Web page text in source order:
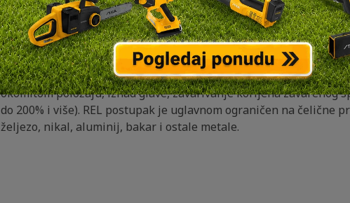
Ručno elektrolučno zavarivanje se obavlja uglavnom na zraku.
obavljaju uglavnom plinovi i troska, koji nastaju pri taljenju i
Obloga ima još i druge zadaće: stabilizaciju električnog luka,
i fosfora) taline zavara. Prema namjeni razlikuju se elektrode za
vezi s tehnološkim osobinama, razlikuju se elektrode s dubokim
okomitom položaju, iznad glave, zavarivanje korijena zavarenog
do 200% i više). REL postupak je uglavnom ograničen na čelične
željezo, nikal, aluminij, bakar i ostale metale.